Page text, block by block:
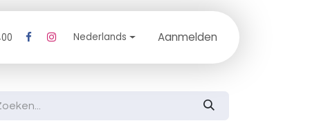
Nederlands Aanmelden